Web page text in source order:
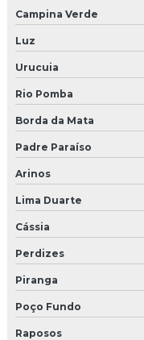
Campina Verde
Luz
Urucuia
Rio Pomba
Borda da Mata
Padre Paraíso
Arinos
Lima Duarte
Cássia
Perdizes
Piranga
Poço Fundo
Raposos